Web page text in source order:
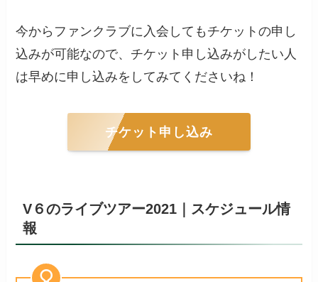
今からファンクラブに入会してもチケットの申し
込みが可能なので、チケット申し込みがしたい人
は早めに申し込みをしてみてくださいね！
チケット申し込み
V６のライブツアー2021｜スケジュール情
報